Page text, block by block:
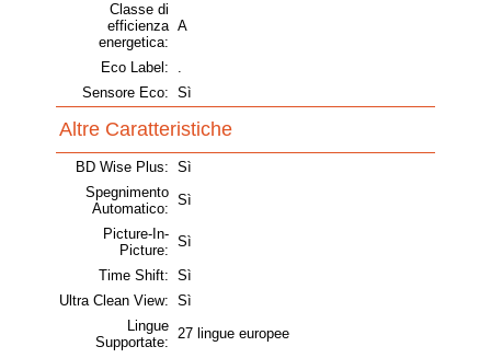
Classe di
efficienza
energetica:
A
Eco Label:
.
Sensore Eco: Sì
Altre Caratteristiche
BD Wise Plus: Sì
Spegnimento
Automatico:
Sì
Picture-In-
Picture:
Sì
Time Shift: Sì
Ultra Clean View: Sì
Lingue
Supportate:
27 lingue europee